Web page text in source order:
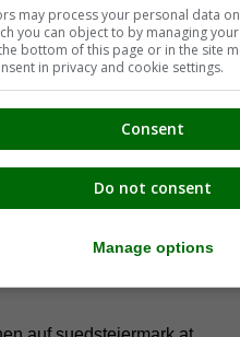
ist eine von vielen
JetztMedien.com Medien
Aufgabe gemacht hat, in
regionalen Firmen,
die
Vielfälltigkeit
zu präsentieren.
der Bevölkerung einen
im
regionalenGastronomie
der zahlreichen
may process your personal data
you can object to by managing
bottom of this page or in the site
in privacy and cookie settings.
Consent
Do not consent
Manage options